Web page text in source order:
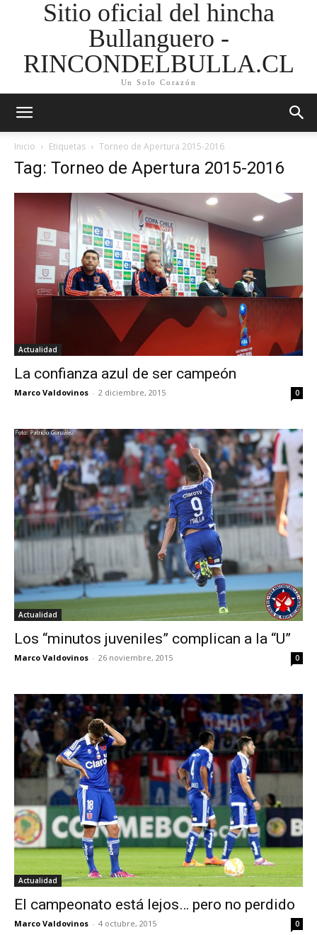
Sitio oficial del hincha
Bullanguero -
RINCONDELBULLA.CL
Un Solo Corazón
Inicio Etiquetas Torneo de Apertura 2015-2016
Tag: Torneo de Apertura 2015-2016
Actualidad
La confianza azul de ser campeón
Marco Valdovinos - 2 diciembre, 2015 0
Actualidad
Los “minutos juveniles” complican a la “U”
Marco Valdovinos - 26 noviembre, 2015 0
Actualidad
El campeonato está lejos… pero no perdido
Marco Valdovinos - 4 octubre, 2015 0